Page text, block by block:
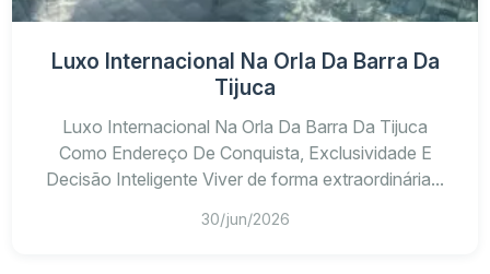
Luxo Internacional Na Orla Da Barra Da
Tijuca
Luxo Internacional Na Orla Da Barra Da Tijuca
Como Endereço De Conquista, Exclusividade E
Decisão Inteligente Viver de forma extraordinária...
30/jun/2026